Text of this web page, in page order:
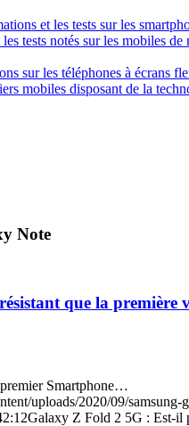
et les tests sur les
tests notés sur les mobiles
sur les téléphones à écrans
mobiles disposant de la
Note
que la première
premier Smartphone…
uploads/2020/09/samsung-
Galaxy Z Fold 2 5G : Est-il